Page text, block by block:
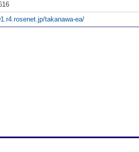
takanawa-ea/